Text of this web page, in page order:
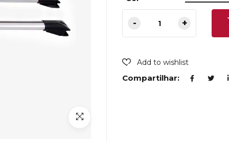
Add to wishlist
Compartilhar: